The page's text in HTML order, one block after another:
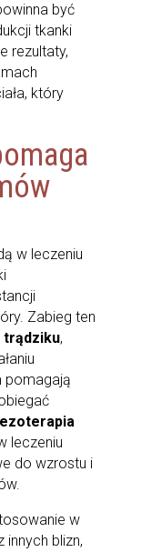
być
tkanki
rezultaty,
który
w leczeniu
Zabieg ten
trądziku,
pomagają
leczeniu
do wzrostu i
w
innych blizn,